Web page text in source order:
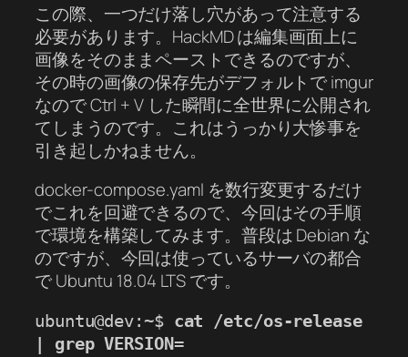
この際、一つだけ落し穴があって注意する
必要があります。HackMD は編集画面上に
画像をそのままペーストできるのですが、
その時の画像の保存先がデフォルトで imgur
なので Ctrl + V した瞬間に全世界に公開され
てしまうのです。これはうっかり大惨事を
引き起しかねません。
docker-compose.yaml を数行変更するだけ
でこれを回避できるので、今回はその手順
で環境を構築してみます。普段は Debian な
のですが、今回は使っているサーバの都合
で Ubuntu 18.04 LTS です。
ubuntu@dev:~$ cat /etc/os-release
| grep VERSION=